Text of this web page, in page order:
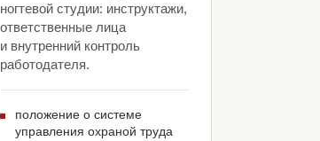
ногтевой студии: инструктажи,
ответственные лица
и внутренний контроль
работодателя.
положение о системе
управления охраной труда